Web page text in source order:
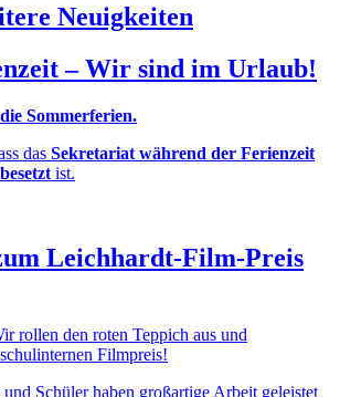
Neuigkeiten
– Wir sind im Urlaub!
Sommerferien.
das Sekretariat während der Ferienzeit
ist.
Leichhardt-Film-Preis
rollen den roten Teppich aus und
Filmpreis!
Schüler haben großartige Arbeit geleistet